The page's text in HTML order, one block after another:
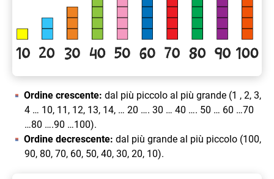
Ordine crescente: dal più piccolo al più grande (1 , 2, 3,
4 … 10, 11, 12, 13, 14, … 20 …. 30 … 40 …. 50 … 60 …70
…80 ….90 …100).
Ordine decrescente: dal più grande al più piccolo (100,
90, 80, 70, 60, 50, 40, 30, 20, 10).